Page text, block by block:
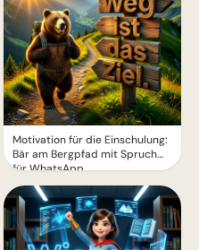
Motivation für die Einschulung:
Bär am Bergpfad mit Spruch
für WhatsApp